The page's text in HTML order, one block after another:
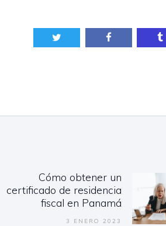
post:
Cómo obtener un
certificado de residencia
fiscal en Panamá
3 ENERO 2023